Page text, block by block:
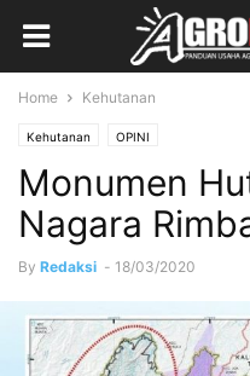
Home Kehutanan
Kehutanan OPINI
Monumen
Nagara
By Redaksi - 18/03/2020